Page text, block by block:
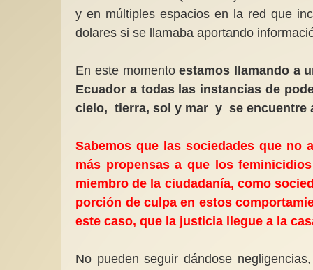
y en múltiples espacios en la red que
dolares si se llamaba aportando
En este momentoestamos llamando a
Ecuador a todas las instancias de
cielo, tierra, sol y mar y se encuentre
Sabemos que las sociedades que no
más propensas a que los
miembro de la ciudadanía, como
porción de culpa en estos
este caso, que la justicia llegue a la
No pueden seguir dándose